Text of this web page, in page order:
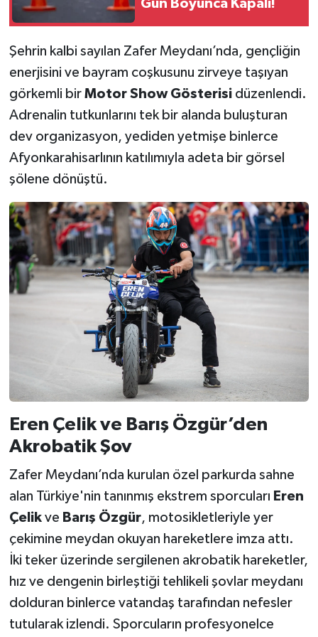
Gün Boyunca Kapalı!
Şehrin kalbi sayılan Zafer Meydanı’nda, gençliğin
enerjisini ve bayram coşkusunu zirveye taşıyan
görkemli bir Motor Show Gösterisidüzenlendi.
Adrenalin tutkunlarını tek bir alanda buluşturan
dev organizasyon, yediden yetmişe binlerce
Afyonkarahisarlının katılımıyla adeta bir görsel
şölene dönüştü.
Eren Çelik ve Barış Özgür’den
Akrobatik Şov
Zafer Meydanı’nda kurulan özel parkurda sahne
alan Türkiye'nin tanınmış ekstrem sporcuları Eren
Çelikve Barış Özgür, motosikletleriyle yer
çekimine meydan okuyan hareketlere imza attı.
İki teker üzerinde sergilenen akrobatik hareketler,
hız ve dengenin birleştiği tehlikeli şovlar meydanı
dolduran binlerce vatandaş tarafından nefesler
tutularak izlendi. Sporcuların profesyonelce